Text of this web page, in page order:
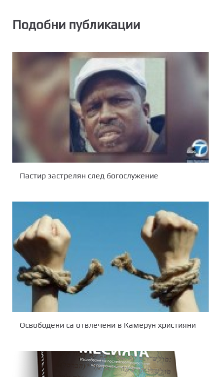
Подобни публикации
Пастир застрелян след богослужение
Освободени са отвлечени в Камерун християни